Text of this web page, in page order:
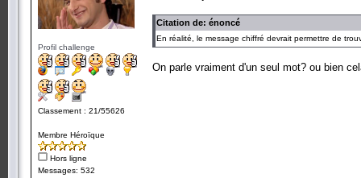
Profil challenge
Classement : 21/55626
Membre Héroïque
Hors ligne
Messages: 532
Citation de: énoncé
En réalité, le message chiffré devrait permettre de
On parle vraiment d'un seul mot? ou bien